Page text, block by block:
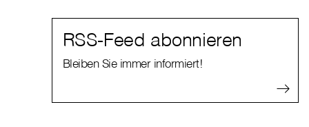
RSS-Feed abonnieren
Bleiben Sie immer informiert!